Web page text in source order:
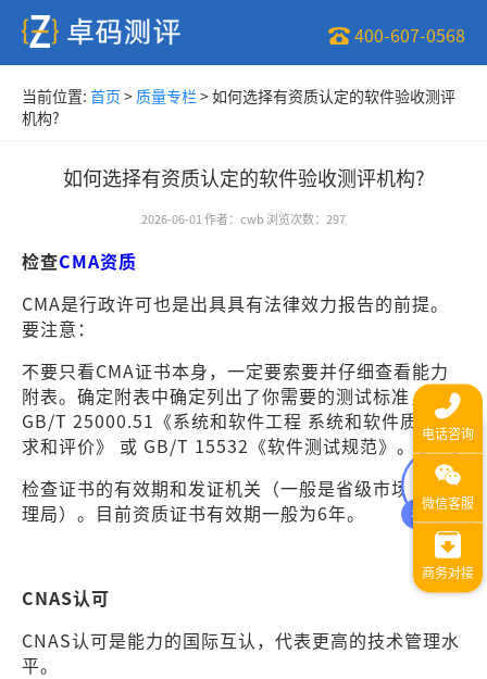
400-607-0568
当前位置: 首页 > 质量专栏 >如何选择有资质认定的软件验收测评
机构?
如何选择有资质认定的软件验收测评机构?
2026-06-01 作者： cwb 浏览次数： 297
检查CMA资质
CMA是行政许可也是出具具有法律效力报告的前提。
要注意：
不要只看CMA证书本身，一定要索要并仔细查看能力
附表。确定附表中确定列出了你需要的测试标准，如
GB/T 25000.51《系统和软件工程 系统和软件质量要
求和评价》 或 GB/T 15532《软件测试规范》。
检查证书的有效期和发证机关（一般是省级市场监督管
理局）。目前资质证书有效期一般为6年。
CNAS认可
CNAS认可是能力的国际互认，代表更高的技术管理水
平。